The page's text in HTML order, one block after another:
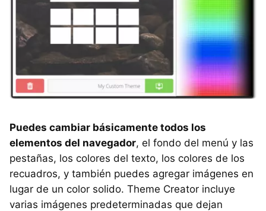
Puedes cambiar básicamente todos los
elementos del navegador, el fondo del menú y las
pestañas, los colores del texto, los colores de los
recuadros, y también puedes agregar imágenes en
lugar de un color solido. Theme Creator incluye
varias imágenes predeterminadas que dejan